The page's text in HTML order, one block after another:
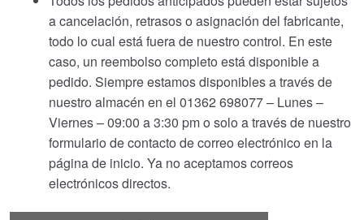
a cancelación, retrasos o asignación del fabricante,
todo lo cual está fuera de nuestro control. En este
caso, un reembolso completo está disponible a
pedido. Siempre estamos disponibles a través de
nuestro almacén en el 01362 698077 – Lunes –
Viernes – 09:00 a 3:30 pm o solo a través de nuestro
formulario de contacto de correo electrónico en la
página de inicio. Ya no aceptamos correos
electrónicos directos.